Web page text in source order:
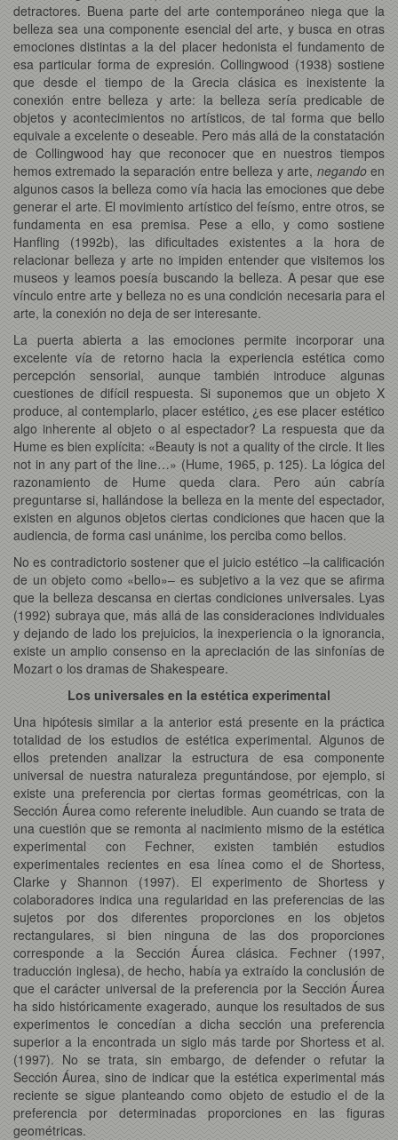
detractores. Buena parte del arte contemporáneo niega que la
belleza sea una componente esencial del arte, y busca en otras
emociones distintas a la del placer hedonista el fundamento de
esa particular forma de expresión. Collingwood (1938) sostiene
que desde el tiempo de la Grecia clásica es inexistente la
conexión entre belleza y arte: la belleza sería predicable de
objetos y acontecimientos no artísticos, de tal forma que bello
equivale a excelente o deseable. Pero más allá de la constatación
de Collingwood hay que reconocer que en nuestros tiempos
hemos extremado la separación entre belleza y arte, negandoen
algunos casos la belleza como vía hacia las emociones que debe
generar el arte. El movimiento artístico del feísmo, entre otros, se
fundamenta en esa premisa. Pese a ello, y como sostiene
Hanfling (1992b), las dificultades existentes a la hora de
relacionar belleza y arte no impiden entender que visitemos los
museos y leamos poesía buscando la belleza. A pesar que ese
vínculo entre arte y belleza no es una condición necesaria para el
arte, la conexión no deja de ser interesante.
La puerta abierta a las emociones permite incorporar una
excelente vía de retorno hacia la experiencia estética como
percepción sensorial, aunque también introduce algunas
cuestiones de difícil respuesta. Si suponemos que un objeto X
produce, al contemplarlo, placer estético, ¿es ese placer estético
algo inherente al objeto o al espectador? La respuesta que da
Hume es bien explícita: «Beauty is not a quality of the circle. It lies
not in any part of the line…» (Hume, 1965, p. 125). La lógica del
razonamiento de Hume queda clara. Pero aún cabría
preguntarse si, hallándose la belleza en la mente del espectador,
existen en algunos objetos ciertas condiciones que hacen que la
audiencia, de forma casi unánime, los perciba como bellos.
No es contradictorio sostener que el juicio estético –la calificación
de un objeto como «bello»– es subjetivo a la vez que se afirma
que la belleza descansa en ciertas condiciones universales. Lyas
(1992) subraya que, más allá de las consideraciones individuales
y dejando de lado los prejuicios, la inexperiencia o la ignorancia,
existe un amplio consenso en la apreciación de las sinfonías de
Mozart o los dramas de Shakespeare.
Los universales en la estética experimental
Una hipótesis similar a la anterior está presente en la práctica
totalidad de los estudios de estética experimental. Algunos de
ellos pretenden analizar la estructura de esa componente
universal de nuestra naturaleza preguntándose, por ejemplo, si
existe una preferencia por ciertas formas geométricas, con la
Sección Áurea como referente ineludible. Aun cuando se trata de
una cuestión que se remonta al nacimiento mismo de la estética
experimental con Fechner, existen también estudios
experimentales recientes en esa línea como el de Shortess,
Clarke y Shannon (1997). El experimento de Shortess y
colaboradores indica una regularidad en las preferencias de las
sujetos por dos diferentes proporciones en los objetos
rectangulares, si bien ninguna de las dos proporciones
corresponde a la Sección Áurea clásica. Fechner (1997,
traducción inglesa), de hecho, había ya extraído la conclusión de
que el carácter universal de la preferencia por la Sección Áurea
ha sido históricamente exagerado, aunque los resultados de sus
experimentos le concedían a dicha sección una preferencia
superior a la encontrada un siglo más tarde por Shortess et al.
(1997). No se trata, sin embargo, de defender o refutar la
Sección Áurea, sino de indicar que la estética experimental más
reciente se sigue planteando como objeto de estudio el de la
preferencia por determinadas proporciones en las figuras
geométricas.